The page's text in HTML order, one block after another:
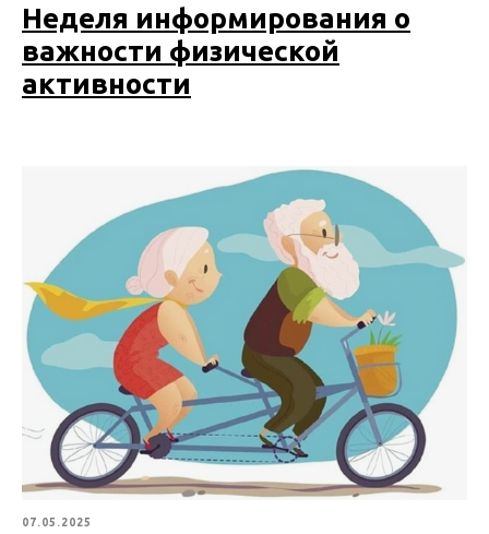
Неделя информирования о
важности физической
активности
07.05.2025